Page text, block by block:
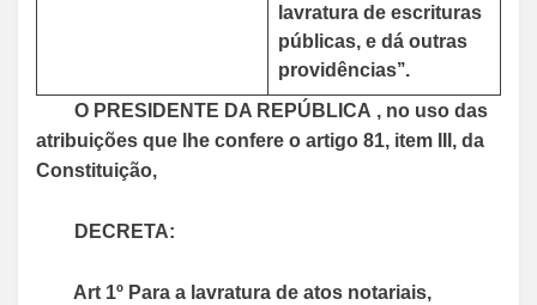
lavratura de escrituras
públicas, e dá outras
providências’’.
O PRESIDENTE DA REPÚBLICA , no uso das
atribuições que lhe confere o artigo 81, item III, da
Constituição,
DECRETA:
Art 1º Para a lavratura de atos notariais,